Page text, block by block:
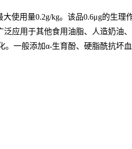
使用量0.2g/kg。该品0.6μg的生理
泛应用于其他食用油脂、人造奶油
。一般添加α-生育酚、硬脂酰抗坏